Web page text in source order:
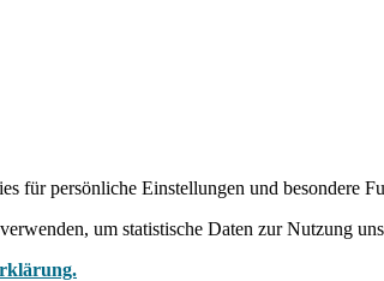
für persönliche Einstellungen und besondere
um statistische Daten zur Nutzung